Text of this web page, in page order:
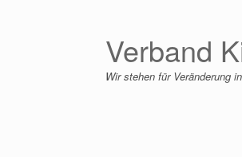
Verband
Wir stehen für Veränderung